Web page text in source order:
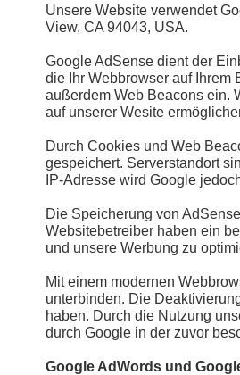
Unsere Website verwendet
View, CA 94043, USA.
Google AdSense dient der
die Ihr Webbrowser auf Ihrem
außerdem Web Beacons ein.
auf unserer Wesite
Durch Cookies und Web
gespeichert. Serverstandort
IP-Adresse wird Google
Die Speicherung von
Websitebetreiber haben ein
und unsere Werbung zu
Mit einem modernen
unterbinden. Die
haben. Durch die Nutzung
durch Google in der zuvor
Google AdWords und